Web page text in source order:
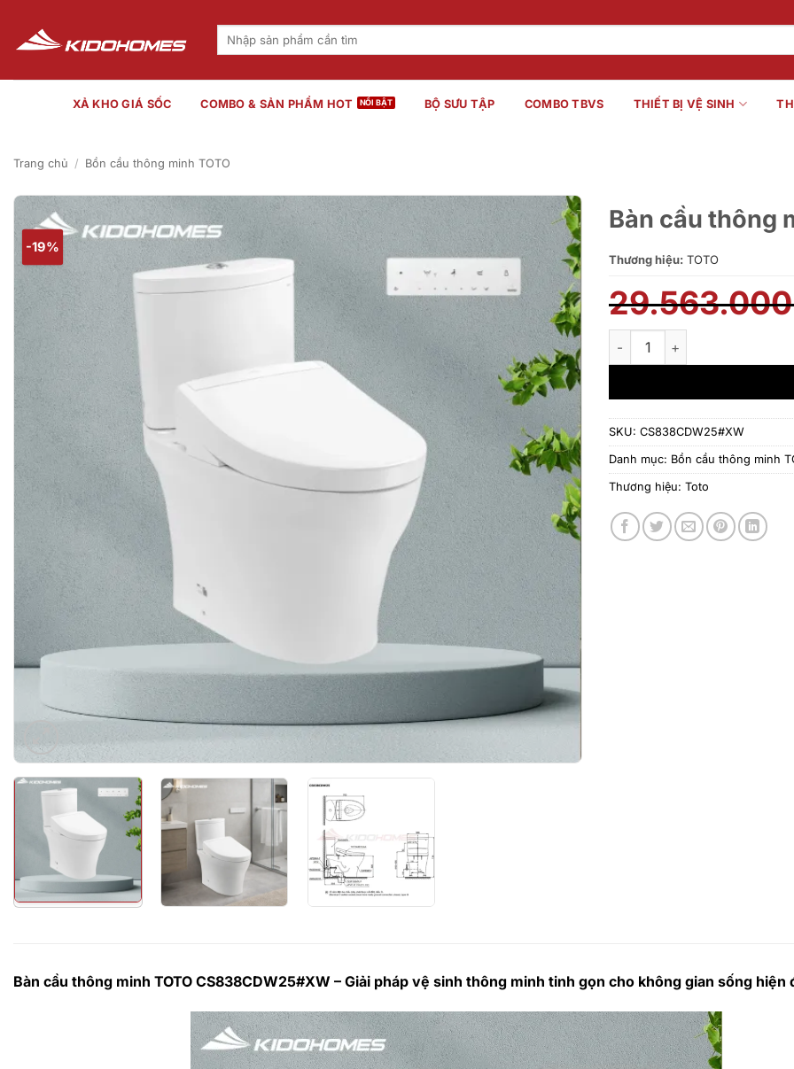
nội
dung
Tìm
XẢ KHO GIÁ SỐC COMBO & SẢN PHẨM HOT BỘ SƯU TẬP COMBO TBVS THIẾT BỊ VỆ SINH
Trang chủ / Bồn cầu thông minh TOTO
-19%
Bàn cầu thông
Thương hiệu: TOTO
Bàn cầu thông minh TOTO
SKU: CS838CDW25#XW
Danh mục: Bồn cầu thông minh
Thương hiệu: Toto
Bàn cầu thông minh TOTO CS838CDW25#XW – Giải pháp vệ sinh thông minh tinh gọn cho không gian sống hiện